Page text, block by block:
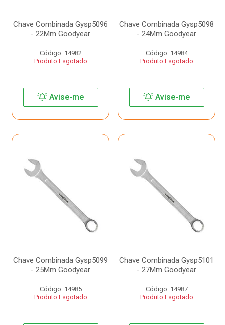
Chave Combinada Gysp5096
- 22Mm Goodyear
Código: 14982
Produto Esgotado
Avise-me
Chave Combinada Gysp5098
- 24Mm Goodyear
Código: 14984
Produto Esgotado
Avise-me
Chave Combinada Gysp5099
- 25Mm Goodyear
Código: 14985
Produto Esgotado
Chave Combinada Gysp5101
- 27Mm Goodyear
Código: 14987
Produto Esgotado